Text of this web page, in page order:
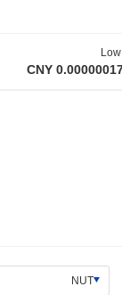
NUT
CNY
季度进行的重要
脱颖而出，该方案
易量的应用。该平
相结合，使社区能